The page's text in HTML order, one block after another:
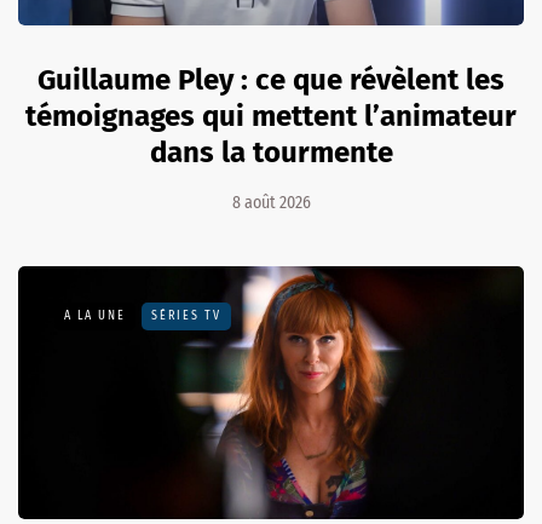
Guillaume Pley : ce que révèlent les
témoignages qui mettent l’animateur
dans la tourmente
8 août 2026
A LA UNE SÉRIES TV